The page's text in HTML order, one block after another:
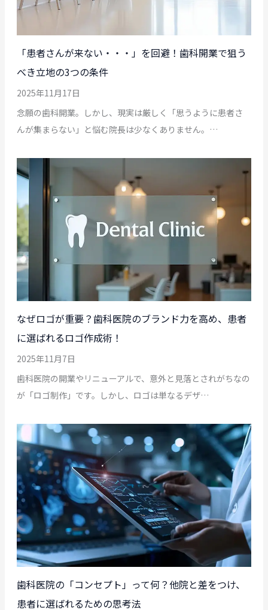
「患者さんが来ない・・・」を回避！歯科開業で狙う
べき立地の3つの条件
2025年11月17日
念願の歯科開業。しかし、現実は厳しく「思うように患者さ
んが集まらない」と悩む院長は少なくありません。…
なぜロゴが重要？歯科医院のブランド力を高め、患者
に選ばれるロゴ作成術！
2025年11月7日
歯科医院の開業やリニューアルで、意外と見落とされがちなの
が「ロゴ制作」です。しかし、ロゴは単なるデザ…
歯科医院の「コンセプト」って何？他院と差をつけ、
患者に選ばれるための思考法